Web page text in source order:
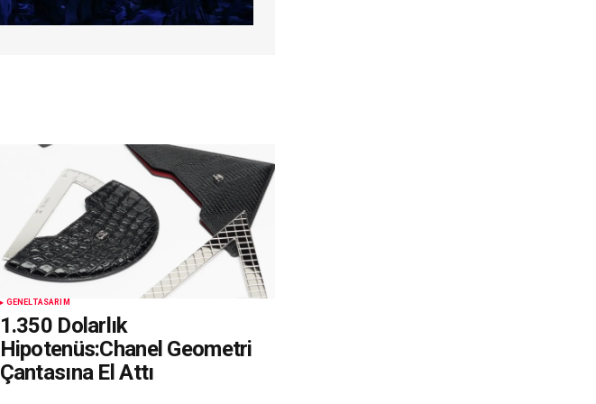
GENELTASARIM
1.350 Dolarlık
Hipotenüs:Chanel Geometri
Çantasına El Attı